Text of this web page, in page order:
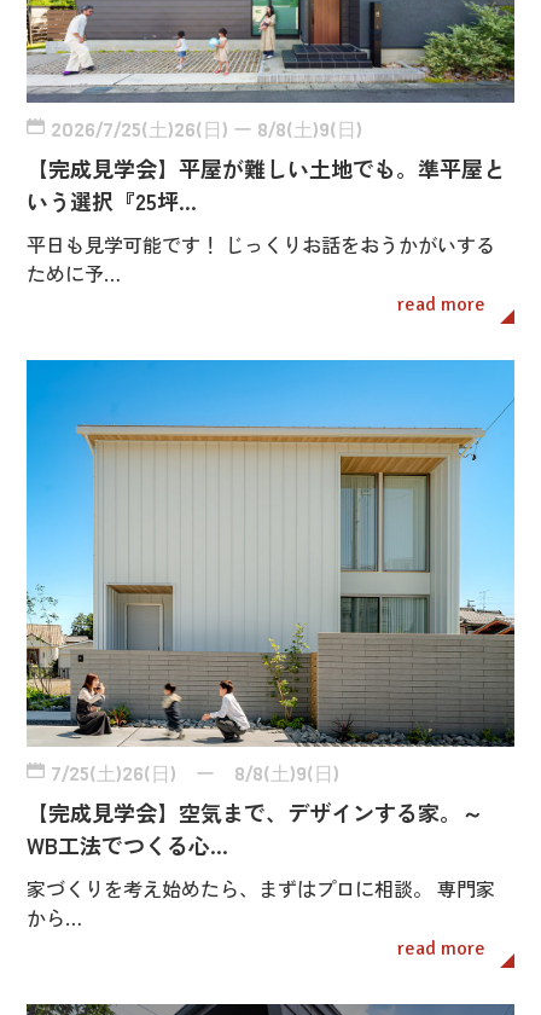
2026/7/25(土)26(日) ー 8/8(土)9(日)
【完成見学会】平屋が難しい土地でも。準平屋と
いう選択『25坪…
平日も見学可能です！ じっくりお話をおうかがいする
ために予…
read more
7/25(土)26(日) ー 8/8(土)9(日)
【完成見学会】空気まで、デザインする家。～
WB工法でつくる心…
家づくりを考え始めたら、まずはプロに相談。 専門家
から…
read more